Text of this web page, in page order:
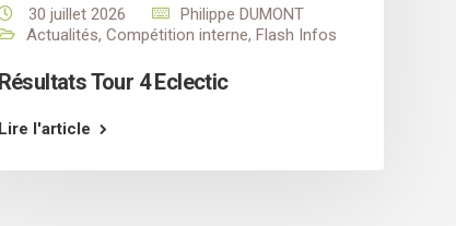
30 juillet 2026
Philippe DUMONT
Actualités, Compétition interne, Flash Infos
Résultats Tour 4 Eclectic
Lire l'article